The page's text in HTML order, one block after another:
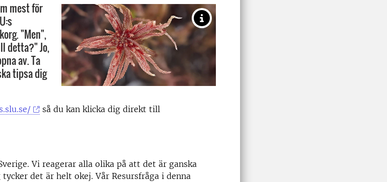
mest för
"Men",
detta?" Jo,
av. Ta
tipsa dig
så du kan klicka dig direkt till
Vi reagerar alla olika på att det är ganska
det är helt okej. Vår Resursfråga i denna